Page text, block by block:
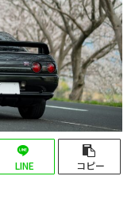
LINE コピー